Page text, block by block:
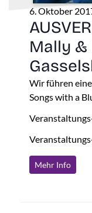
6. Oktober
Mally
Wir führen
Songs with a
Mehr Info